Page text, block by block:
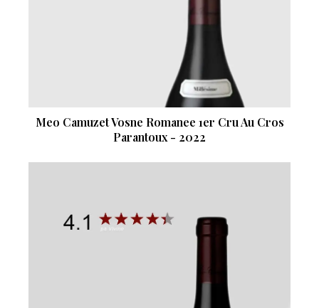
Meo Camuzet Vosne Romanee 1er Cru Au Cros
Parantoux - 2022